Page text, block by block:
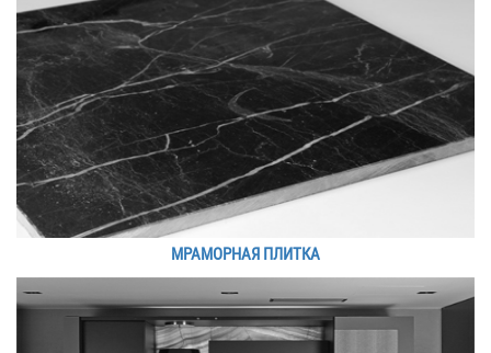
МРАМОРНАЯ ПЛИТКА